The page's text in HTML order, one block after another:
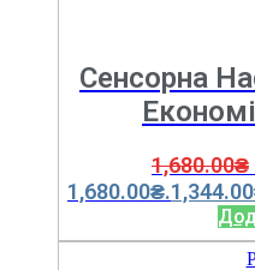
Сенсорна
1,680.00₴
1,680.00₴.1,344.00